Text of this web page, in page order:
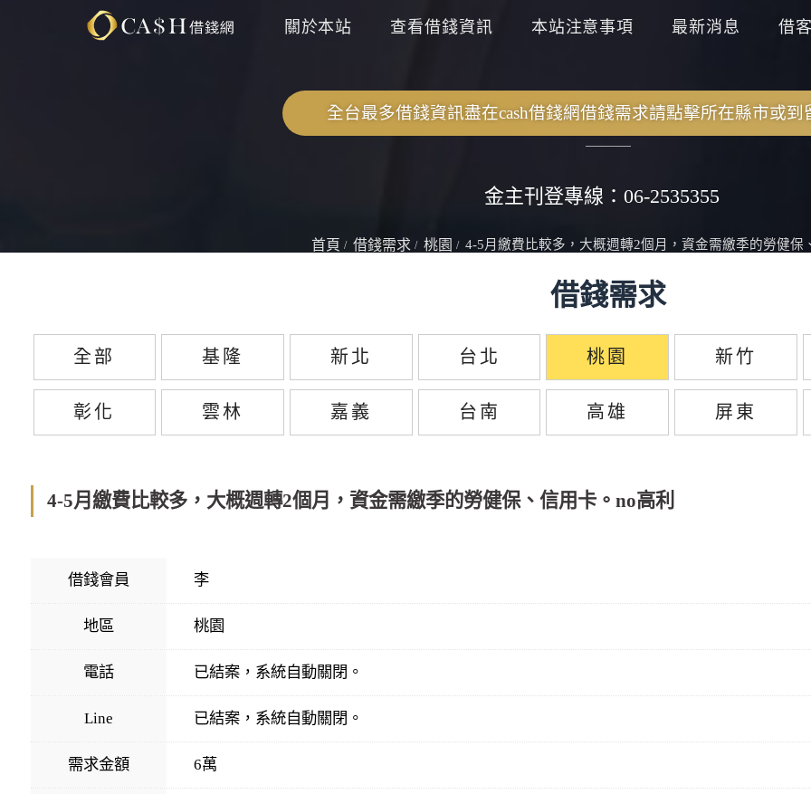
關於本站 查看借錢資訊 本站注意事項 最新消息 借
全台最多借錢資訊盡在cash借錢網借錢需求請點擊所在縣市或到
金主刊登專線：06-2535355
首頁 借錢需求 桃園 4-5月繳費比較多，大概週轉2個月，資金需繳季的勞健保
4-5月繳費比較多，大概週轉2個月，資金需繳季的勞健保、信用卡。no高利
借錢會員 李
地區 桃園
電話 已結案，系統自動關閉。
Line 已結案，系統自動關閉。
需求金額 6萬
借錢需求
全部 基隆 新北 台北 桃園 新竹
彰化 雲林 嘉義 台南 高雄 屏東